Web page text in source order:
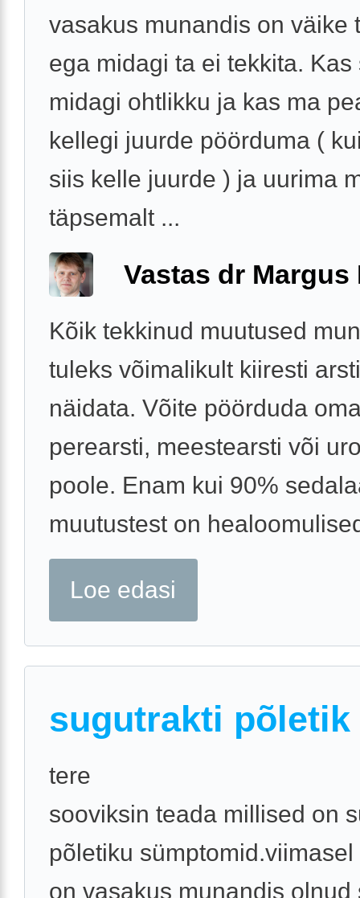
vasakus munandis on väike
ega midagi ta ei tekkita. Kas
midagi ohtlikku ja kas ma
kellegi juurde pöörduma (
siis kelle juurde ) ja uurima
täpsemalt ...
Vastas dr Margus
Kõik tekkinud muutused
tuleks võimalikult kiiresti
näidata. Võite pöörduda
perearsti, meestearsti või
poole. Enam kui 90%
muutustest on
Loe edasi
sugutrakti põletik
tere
sooviksin teada millised on
põletiku
on vasakus munandis olnud